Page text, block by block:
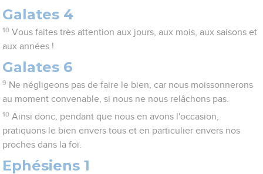
Galates 4
10 Vous faites très attention aux jours, aux mois, aux saisons et
aux années !
Galates 6
9 Ne négligeons pas de faire le bien, car nous moissonnerons
au moment convenable, si nous ne nous relâchons pas.
10 Ainsi donc, pendant que nous en avons l'occasion,
pratiquons le bien envers tous et en particulier envers nos
proches dans la foi.
Ephésiens 1